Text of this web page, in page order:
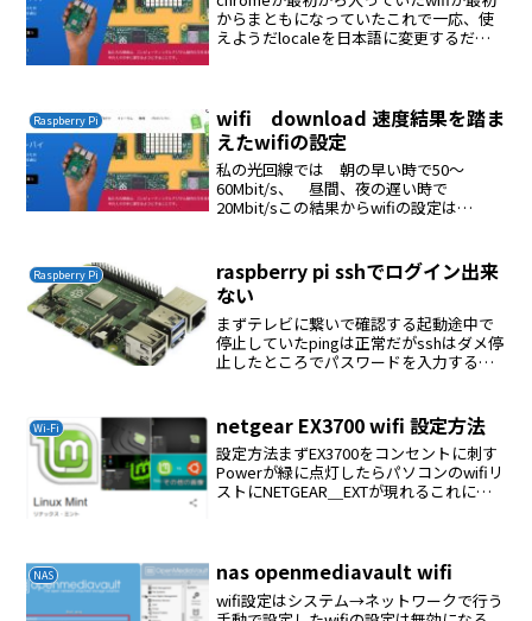
からまともになっていたこれで一応、使
えようだlocaleを日本語に変更するだけ
Raspberry Pi
wifi download 速度結果を踏ま
えたwifiの設定
私の光回線では 朝の早い時で50〜
60Mbit/s、 昼間、夜の遅い時で
20Mbit/sこの結果からwifiの設定は
は20MHzに設定する5GHz...
Raspberry Pi
raspberry pi sshでログイン出来
ない
まずテレビに繋いで確認する起動途中で
停止していたpingは正常だがsshはダメ停
止したところでパスワードを入力すると
分をコメントして再起動した正常に起...
Wi-Fi netgear EX3700 wifi 設定方法
設定方法まずEX3700をコンセントに刺す
Powerが緑に点灯したらパソコンのwifiリ
ストにNETGEAR＿EXTが現れるこれに接
NAS nas openmediavault wifi
wifi設定はシステム→ネットワークで行う